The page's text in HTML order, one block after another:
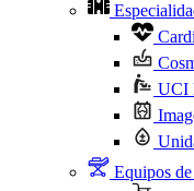
UCI
Equipos